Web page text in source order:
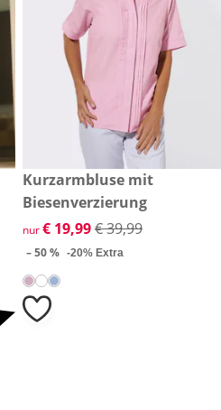
reduzierter Preis € 19,99,
-50 %
Kurzarmbluse mit
Biesenverzierung
reduzierter Preis € 19,99,
nur€ 19,99€ 39,99
– 50 % -20% Extra